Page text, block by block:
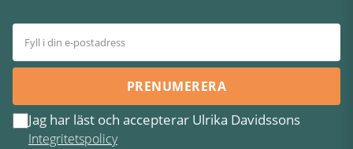
PRENUMERERA
Jag har läst och accepterar Ulrika Davidssons
Integritetspolicy